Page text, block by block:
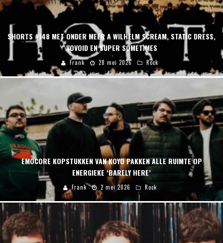
SHORTS #148 MET ONDER MEER A WILHELM SCREAM, STATIC DRESS,
VOVOID EN SUPER SOMETIMES
Frank 28 mei 2026 Rock
EMOCORE KOPSTUKKEN VAN KOYO PAKKEN ALLE RUIMTE OP
ENERGIEKE ‘BARELY HERE’
Frank 2 mei 2026 Rock